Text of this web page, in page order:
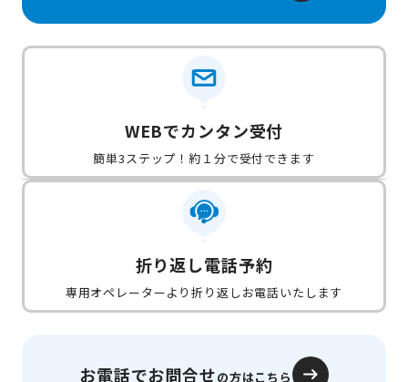
WEBでカンタン受付
簡単3ステップ！約１分で受付できます
折り返し電話予約
専用オペレーターより折り返しお電話いたします
お電話でお問合せの方はこちら